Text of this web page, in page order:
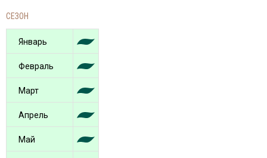
СЕЗОН
Январь
Февраль
Март
Апрель
Май